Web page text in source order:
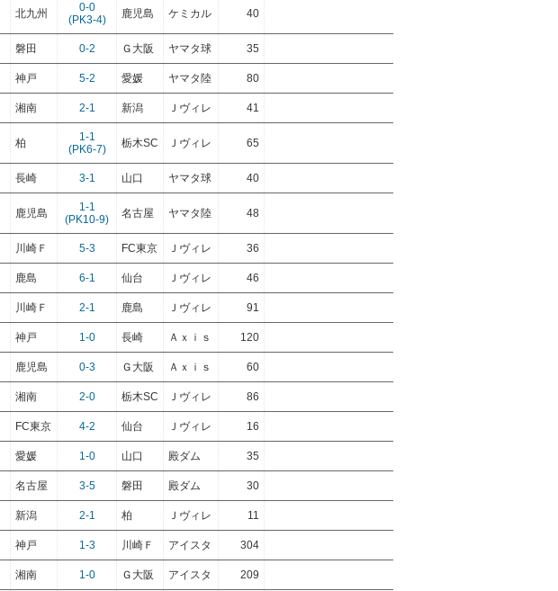
北九州
0-0
(PK3-4)
鹿児島 ケミカル 40
磐田 0-2 Ｇ大阪 ヤマタ球 35
神戸 5-2 愛媛 ヤマタ陸 80
湘南 2-1 新潟 Ｊヴィレ 41
柏
1-1
(PK6-7)
栃木SC Ｊヴィレ 65
長崎 3-1 山口 ヤマタ球 40
鹿児島
1-1
(PK10-9)
名古屋 ヤマタ陸 48
川崎Ｆ 5-3 FC東京 Ｊヴィレ 36
鹿島 6-1 仙台 Ｊヴィレ 46
川崎Ｆ 2-1 鹿島 Ｊヴィレ 91
神戸 1-0 長崎 Ａｘｉｓ 120
鹿児島 0-3 Ｇ大阪 Ａｘｉｓ 60
湘南 2-0 栃木SC Ｊヴィレ 86
FC東京 4-2 仙台 Ｊヴィレ 16
愛媛 1-0 山口 殿ダム 35
名古屋 3-5 磐田 殿ダム 30
新潟 2-1 柏 Ｊヴィレ 11
神戸 1-3 川崎Ｆ アイスタ 304
湘南 1-0 Ｇ大阪 アイスタ 209